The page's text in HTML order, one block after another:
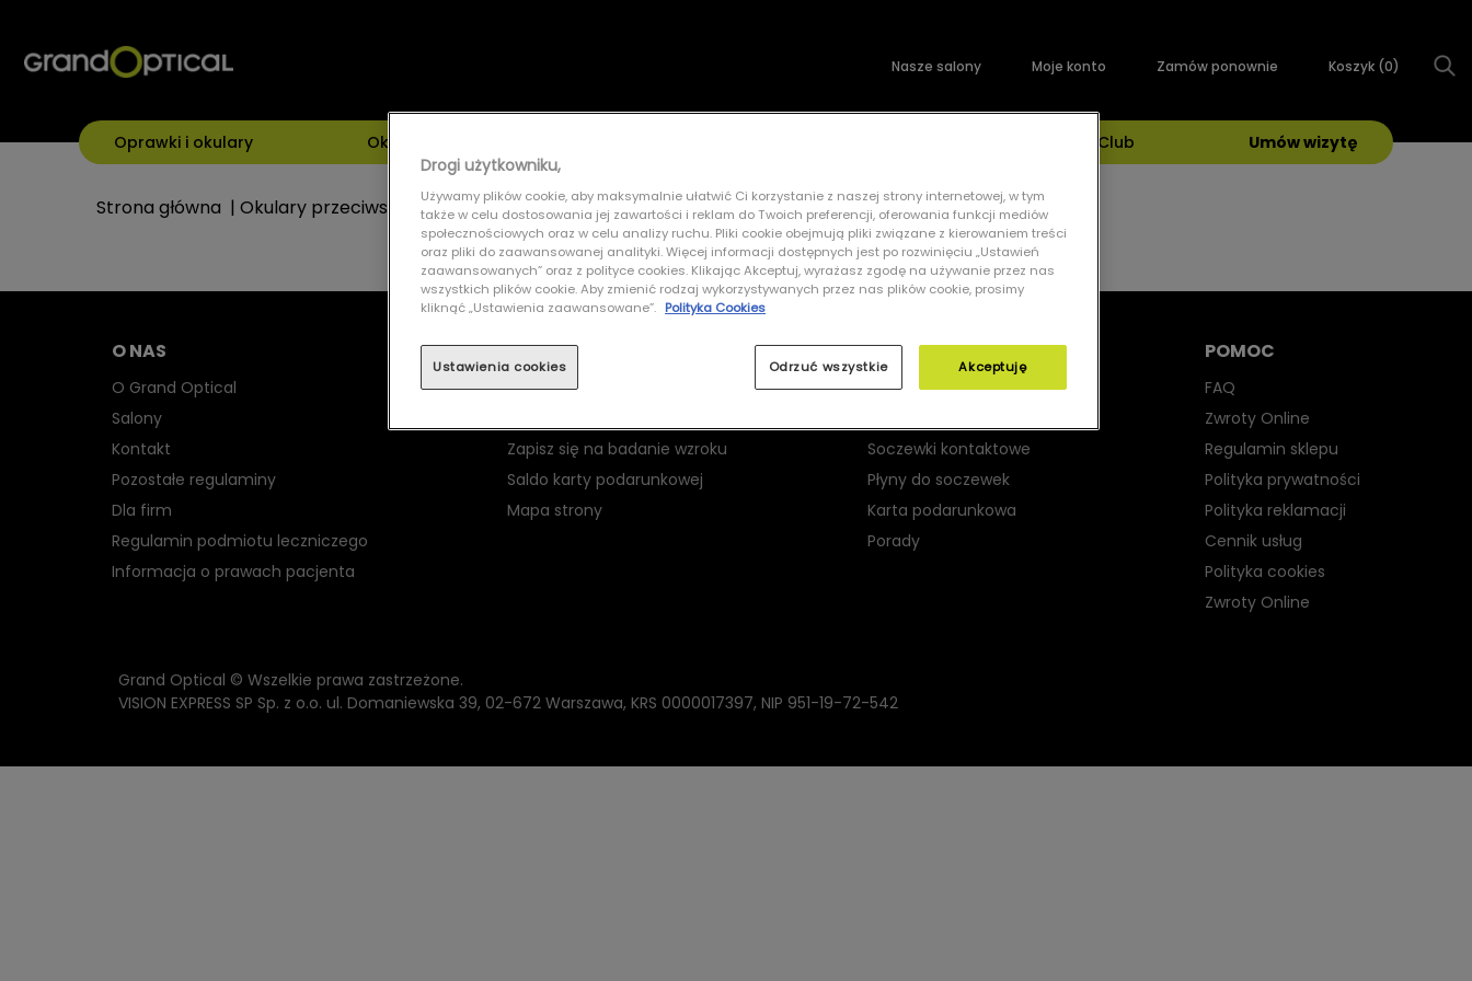
Nasze salony Moje konto Zamów ponownie Koszyk (0)
Oprawki i okulary Okulary przeciwsłoneczne Grand Optical Club Umów wizytę
Strona główna | Okulary przeciwsłoneczne|PRADA 0PR B06S 16K08Z
O NAS
O Grand Optical
Salony
Kontakt
Pozostałe regulaminy
Dla firm
Regulamin podmiotu leczniczego
Informacja o prawach pacjenta
MOJE GRAND OPTICAL
Logowanie
Zapisz się na badanie wzroku
Saldo karty podarunkowej
Mapa strony
PRODUKTY
Okulary korekcyjne
Soczewki kontaktowe
Płyny do soczewek
Karta podarunkowa
Porady
POMOC
FAQ
Zwroty Online
Regulamin sklepu
Polityka prywatności
Polityka reklamacji
Cennik usług
Polityka cookies
Zwroty Online
Grand Optical © Wszelkie prawa zastrzeżone.
VISION EXPRESS SP Sp. z o.o. ul. Domaniewska 39, 02-672 Warszawa, KRS 0000017397, NIP 951-19-72-542
Drogi użytkowniku,
Używamy plików cookie, aby maksymalnie ułatwić Ci korzystanie z naszej strony internetowej, w tym
także w celu dostosowania jej zawartości i reklam do Twoich preferencji, oferowania funkcji mediów
społecznościowych oraz w celu analizy ruchu. Pliki cookie obejmują pliki związane z kierowaniem treści
oraz pliki do zaawansowanej analityki. Więcej informacji dostępnych jest po rozwinięciu „Ustawień
zaawansowanych” oraz z polityce cookies. Klikając Akceptuj, wyrażasz zgodę na używanie przez nas
wszystkich plików cookie. Aby zmienić rodzaj wykorzystywanych przez nas plików cookie, prosimy
kliknąć „Ustawienia zaawansowane”. Polityka Cookies
Ustawienia cookies Odrzuć wszystkie Akceptuję